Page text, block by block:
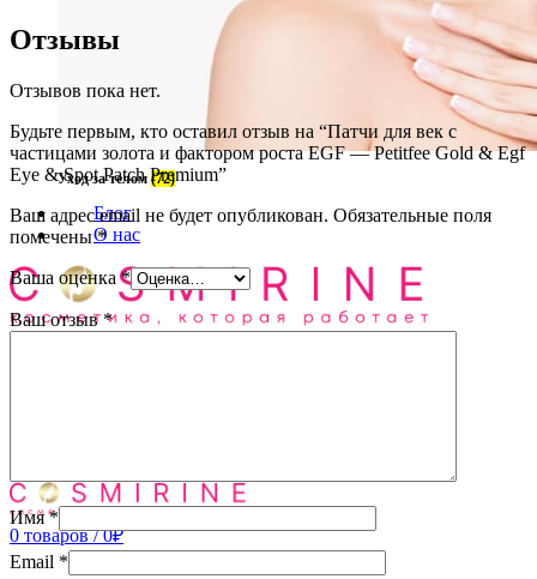
Уход за телом(72)
Блог
О нас
0 товаров / 0₽
Отзывы
Отзывов пока нет.
Будьте первым, кто оставил отзыв на “Патчи для век с
частицами золота и фактором роста EGF — Petitfee Gold & Egf
Eye & Spot Patch Premium”
Ваш адрес email не будет опубликован. Обязательные поля
помечены*
Ваша оценка*
Ваш отзыв*
Имя*
Email *